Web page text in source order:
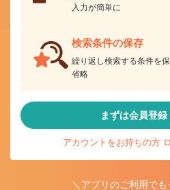
入力が簡単に
検索条件の保存
繰り返し検索する条件を
省略
まずは会員登録
アカウントをお持ちの方
＼アプリのご利用で